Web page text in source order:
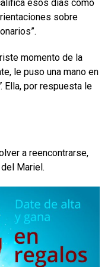
esos días como
sobre
momento de la
le puso una mano en
. Ella, por respuesta le
a reencontrarse,
Mariel.